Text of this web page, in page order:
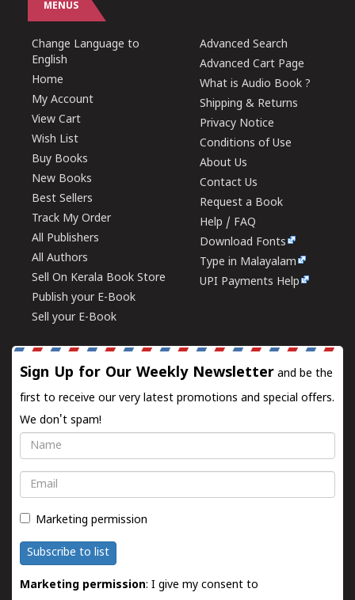
MENUS
Change Language to
English
Home
My Account
View Cart
Wish List
Buy Books
New Books
Best Sellers
Track My Order
All Publishers
All Authors
Sell On Kerala Book Store
Publish your E-Book
Sell your E-Book
Advanced Search
Advanced Cart Page
What is Audio Book ?
Shipping & Returns
Privacy Notice
Conditions of Use
About Us
Contact Us
Request a Book
Help / FAQ
Download Fonts
Type in Malayalam
UPI Payments Help
Sign Up for Our Weekly Newsletter and be the
first to receive our very latest promotions and special offers.
We don't spam!
Name
Email
Marketing permission
Subscribe to list
Marketing permission: I give my consent to